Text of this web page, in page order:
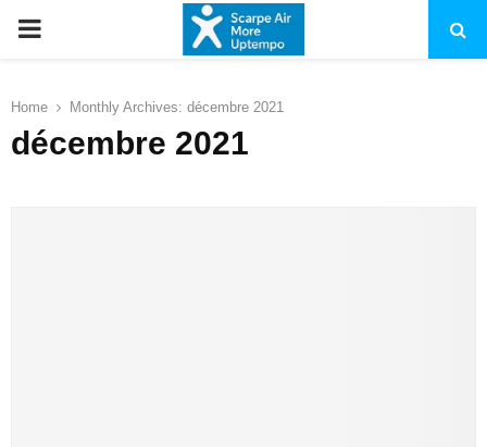
PRIMARY
Home Monthly Archives: décembre 2021
décembre 2021